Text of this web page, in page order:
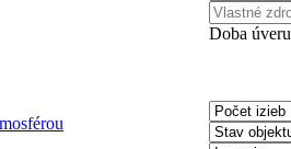
Doba úveru